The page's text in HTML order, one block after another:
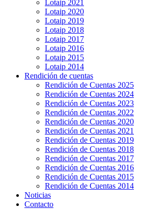
Lotaip 2021
Lotaip 2020
Lotaip 2019
Lotaip 2018
Lotaip 2017
Lotaip 2016
Lotaip 2015
Lotaip 2014
Rendición de cuentas
Rendición de Cuentas 2025
Rendición de Cuentas 2024
Rendición de Cuentas 2023
Rendición de Cuentas 2022
Rendición de Cuentas 2020
Rendición de Cuentas 2021
Rendición de Cuentas 2019
Rendición de Cuentas 2018
Rendición de Cuentas 2017
Rendición de Cuentas 2016
Rendición de Cuentas 2015
Rendición de Cuentas 2014
Noticias
Contacto